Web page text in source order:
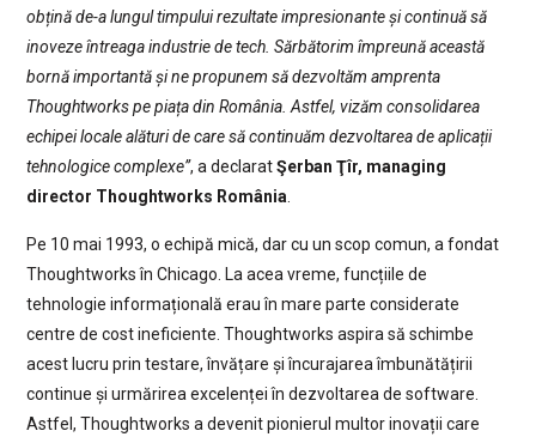
obțină de-a lungul timpului rezultate impresionante și continuă să
inoveze întreaga industrie de tech. Sărbătorim împreună această
bornă importantă și ne propunem să dezvoltăm amprenta
Thoughtworks pe piața din România. Astfel, vizăm consolidarea
echipei locale alături de care să continuăm dezvoltarea de aplicații
tehnologice complexe”, a declaratŞerban Ţîr, managing
director Thoughtworks România
Pe 10 mai 1993, o echipă mică, dar cu un scop comun, a fondat
Thoughtworks în Chicago. La acea vreme, funcțiile de
tehnologie informațională erau în mare parte considerate
centre de cost ineficiente. Thoughtworks aspira să schimbe
acest lucru prin testare, învățare și încurajarea îmbunătățirii
continue și urmărirea excelenței în dezvoltarea de software.
Astfel, Thoughtworks a devenit pionierul multor inovații care